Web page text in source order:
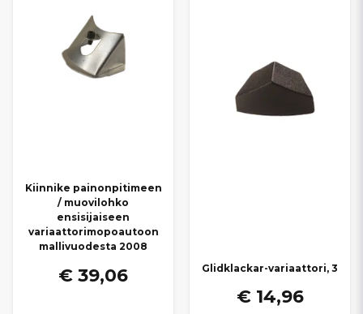
Kiinnike painonpitimeen
/ muovilohko
ensisijaiseen
variaattorimopoautoon
mallivuodesta 2008
€ 39,06 Glidklackar-variaattori, 3
€ 14,96